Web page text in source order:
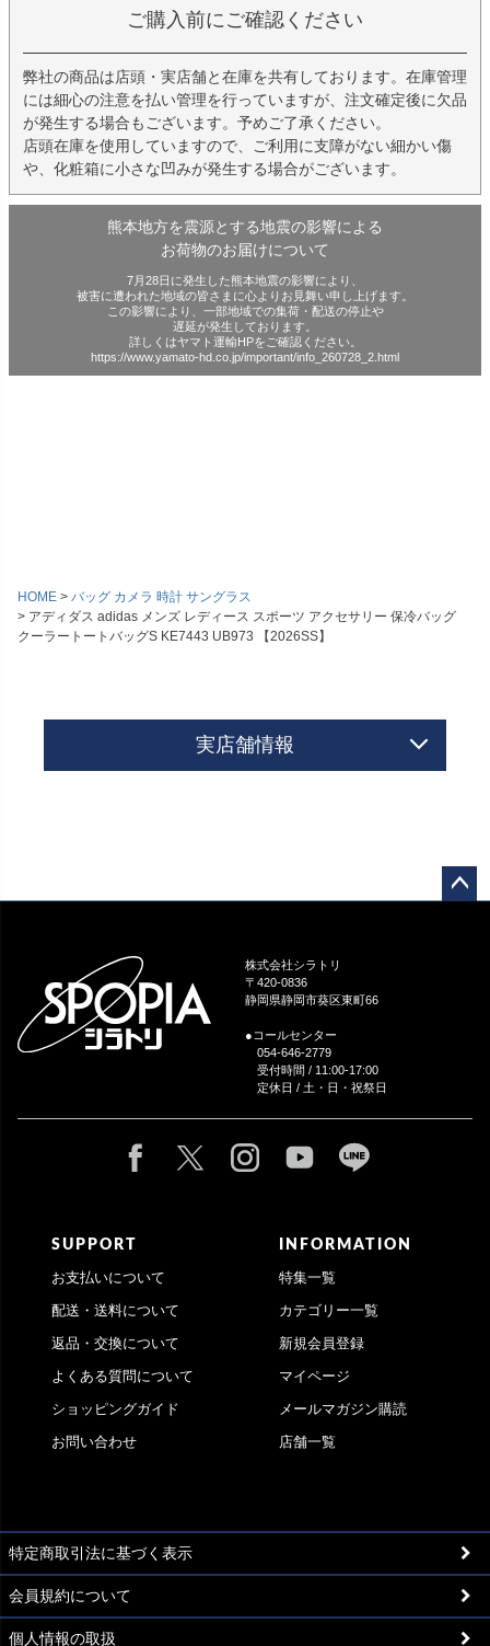
ご購入前にご確認ください
弊社の商品は店頭・実店舗と在庫を共有しております。在庫管理
には細心の注意を払い管理を行っていますが、注文確定後に欠品
が発生する場合もございます。予めご了承ください。
店頭在庫を使用していますので、ご利用に支障がない細かい傷
や、化粧箱に小さな凹みが発生する場合がございます。
熊本地方を震源とする地震の影響による
お荷物のお届けについて
7月28日に発生した熊本地震の影響により、
被害に遭われた地域の皆さまに心よりお見舞い申し上げます。
この影響により、一部地域での集荷・配送の停止や
遅延が発生しております。
詳しくはヤマト運輸HPをご確認ください。
https://www.yamato-hd.co.jp/important/info_260728_2.html
HOME
バッグ カメラ 時計 サングラス
アディダス adidas メンズ レディース スポーツ アクセサリー 保冷バッグ
クーラートートバッグS KE7443 UB973 【2026SS】
実店舗情報
株式会社シラトリ
〒420-0836
静岡県静岡市葵区東町66
●コールセンター
054-646-2779
受付時間 / 11:00-17:00
定休日 / 土・日・祝祭日
SUPPORT
お支払いについて
配送・送料について
返品・交換について
よくある質問について
ショッピングガイド
お問い合わせ
INFORMATION
特集一覧
カテゴリー一覧
新規会員登録
マイページ
メールマガジン購読
店舗一覧
特定商取引法に基づく表示
会員規約について
個人情報の取扱